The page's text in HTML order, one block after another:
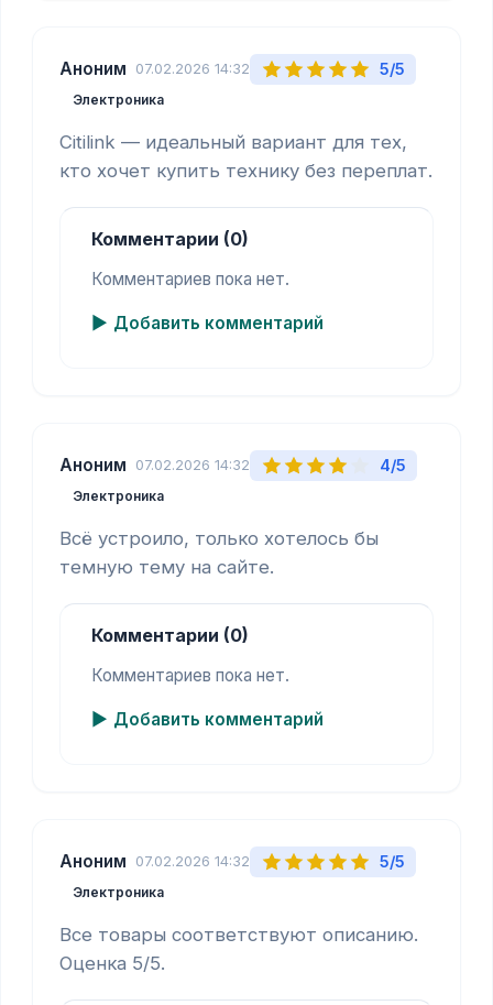
Аноним 07.02.2026 14:32 5/5
Электроника
Citilink — идеальный вариант для тех,
кто хочет купить технику без переплат.
Комментарии (0)
Комментариев пока нет.
Добавить комментарий
Аноним 07.02.2026 14:32 4/5
Электроника
Всё устроило, только хотелось бы
темную тему на сайте.
Комментарии (0)
Комментариев пока нет.
Добавить комментарий
Аноним 07.02.2026 14:32 5/5
Электроника
Все товары соответствуют описанию.
Оценка 5/5.